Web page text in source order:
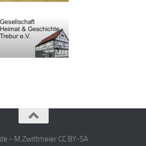
- M.Zwittmeier CC BY-SA